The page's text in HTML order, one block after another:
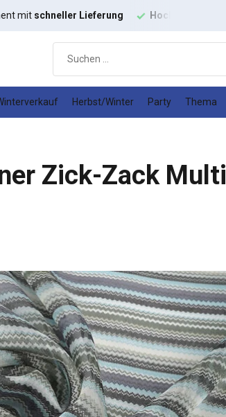
mit schneller Lieferung Hochwertige
Herbst/Winter Party Thema
Zick-Zack Multi